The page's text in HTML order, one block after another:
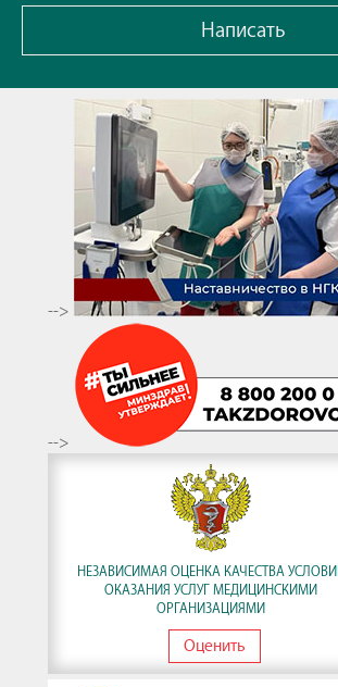
Написать
-->
-->
НЕЗАВИСИМАЯ ОЦЕНКА КАЧЕСТВА
ОКАЗАНИЯ УСЛУГ МЕДИЦИНСКИМИ
ОРГАНИЗАЦИЯМИ
Оценить